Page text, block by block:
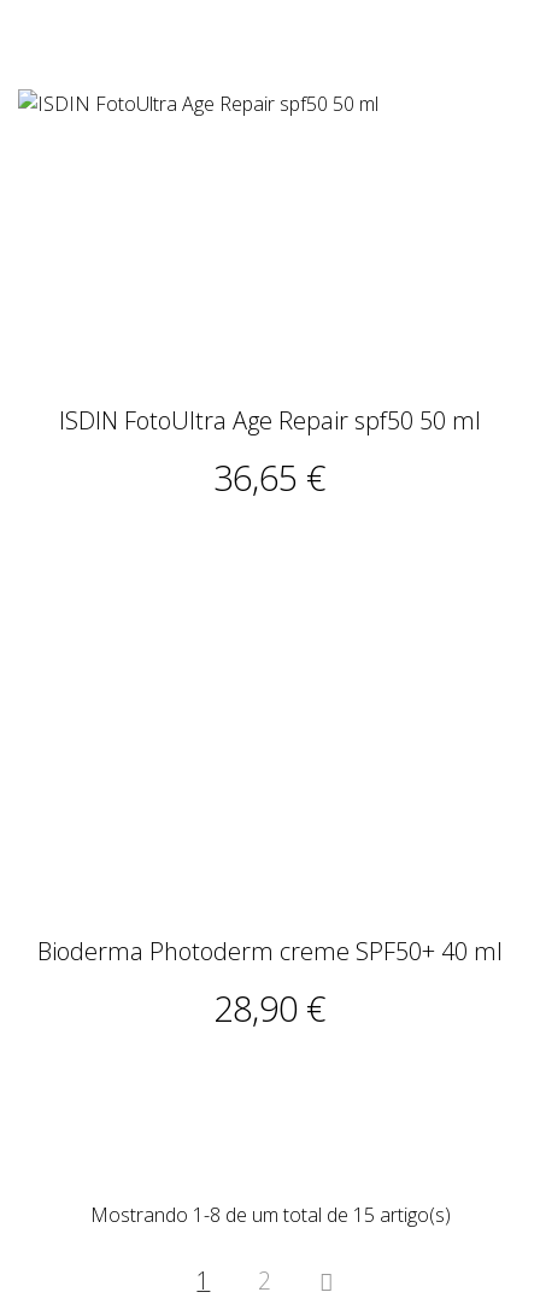
ISDIN FotoUltra Age Repair spf50 50 ml
36,65 €
Bioderma Photoderm creme SPF50+ 40 ml
28,90 €
Mostrando 1-8 de um total de 15 artigo(s)
1 2 